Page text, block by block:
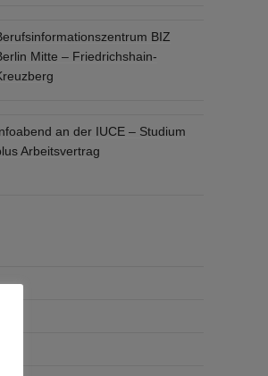
BIZ
Mitte – Friedrichshain-
an der IUCE – Studium
Arbeitsvertrag